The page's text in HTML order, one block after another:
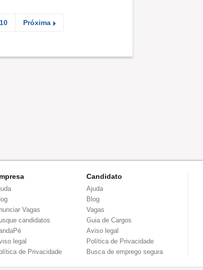
10 Próxima
Vagas
candidatos
legal
de Privacidade
Candidato
Ajuda
Blog
Vagas
Guia de Cargos
Aviso legal
Política de Privacidade
Busca de emprego segura